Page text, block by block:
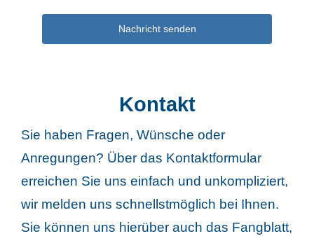
Nachricht senden
Kontakt
Sie haben Fragen, Wünsche oder
Anregungen? Über das Kontaktformular
erreichen Sie uns einfach und unkompliziert,
wir melden uns schnellstmöglich bei Ihnen.
Sie können uns hierüber auch das Fangblatt,